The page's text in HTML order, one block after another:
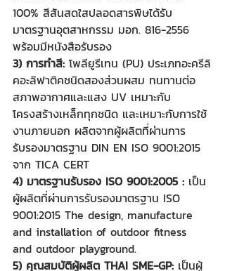
100% สีสันสดใสปลอดสารพิษได้รับ
มาตรฐานอุตสาหกรรม มอก. 816-2556
พร้อมมีหนังสือรับรอง
3) การทำสี: โพลียูรีเทน (PU) ประเภทอะครีลิ
คอะลิฟาติคชนิดสองส่วนผสม ทนทานต่อ
สภาพอากาศและแสง UV เหมาะกับ
โครงสร้างเหล็กทุกชนิด และเหมาะกับการใช้
งานภายนอก ผลิตจากผู้ผลิตที่ผ่านการ
รับรองมาตรฐาน DIN EN ISO 9001:2015
จาก TICA CERT
4) มาตรฐานรับรอง ISO 9001:2005 : เป็น
ผู้ผลิตที่ผ่านการรับรองมาตรฐาน ISO
9001:2015 The design, manufacture
and installation of outdoor fitness
and outdoor playground.
5) คุณสมบัติผู้ผลิต THAI SME-GP: เป็นผู้